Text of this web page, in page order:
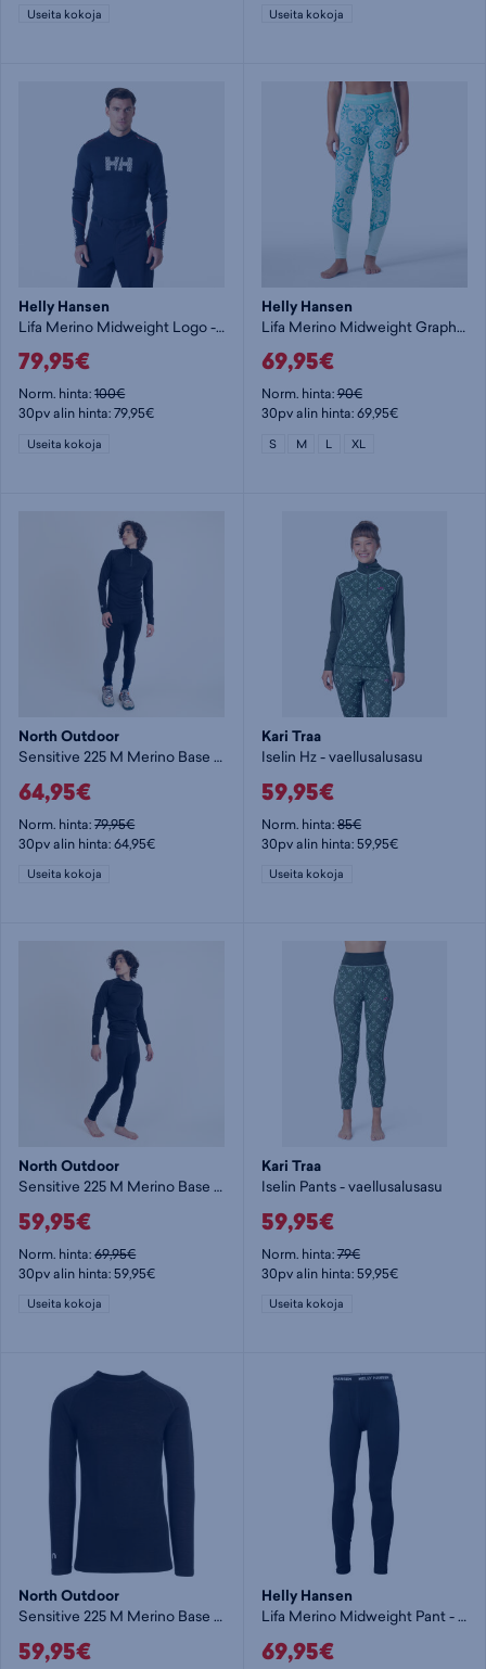
Useita kokoja Useita kokoja
Helly Hansen
Lifa Merino Midweight Logo - vaellusalusasu
79,95€
Norm. hinta:100€
30pv alin hinta: 79,95€
Useita kokoja
Helly Hansen
Lifa Merino Midweight Graphic Pant - vaellusalusasu
69,95€
Norm. hinta:90€
30pv alin hinta: 69,95€
S M L XL
North Outdoor
Sensitive 225 M Merino Base Layer Zip Shirt - vaellusalusasu
64,95€
Norm. hinta:79,95€
30pv alin hinta: 64,95€
Useita kokoja
Kari Traa
Iselin Hz - vaellusalusasu
59,95€
Norm. hinta:85€
30pv alin hinta: 59,95€
Useita kokoja
North Outdoor
Sensitive 225 M Merino Base Layer Pants - vaellusalusasu
59,95€
Norm. hinta:69,95€
30pv alin hinta: 59,95€
Useita kokoja
Kari Traa
Iselin Pants - vaellusalusasu
59,95€
Norm. hinta:79€
30pv alin hinta: 59,95€
Useita kokoja
North Outdoor
Sensitive 225 M Merino Base Layer Shirt - vaellusalusasu
59,95€
Helly Hansen
Lifa Merino Midweight Pant - vaellusalusasu
69,95€